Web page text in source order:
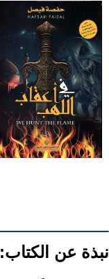
نبذة عن الكتاب: